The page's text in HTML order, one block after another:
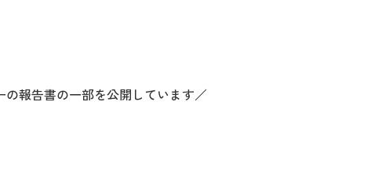
報告書の一部を公開しています／